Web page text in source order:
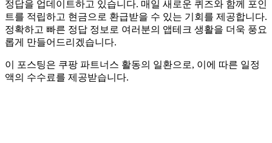
정답을 업데이트하고 있습니다. 매일 새로운 퀴즈와 함께 포인
트를 적립하고 현금으로 환급받을 수 있는 기회를 제공합니다.
정확하고 빠른 정답 정보로 여러분의 앱테크 생활을 더욱 풍요
롭게 만들어드리겠습니다.
이 포스팅은 쿠팡 파트너스 활동의 일환으로, 이에 따른 일정
액의 수수료를 제공받습니다.